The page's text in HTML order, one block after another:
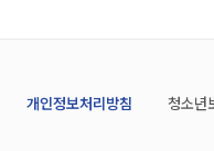
개인정보처리방침 청소년